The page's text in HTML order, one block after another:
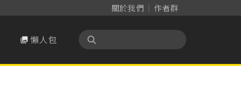
關於我們 作者群
 懶人包